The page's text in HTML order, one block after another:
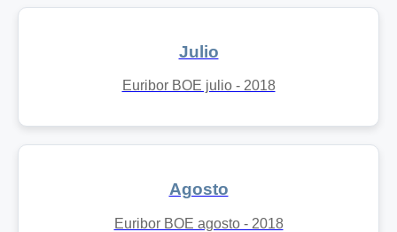
Julio
Euribor BOE julio - 2018
Agosto
Euribor BOE agosto - 2018